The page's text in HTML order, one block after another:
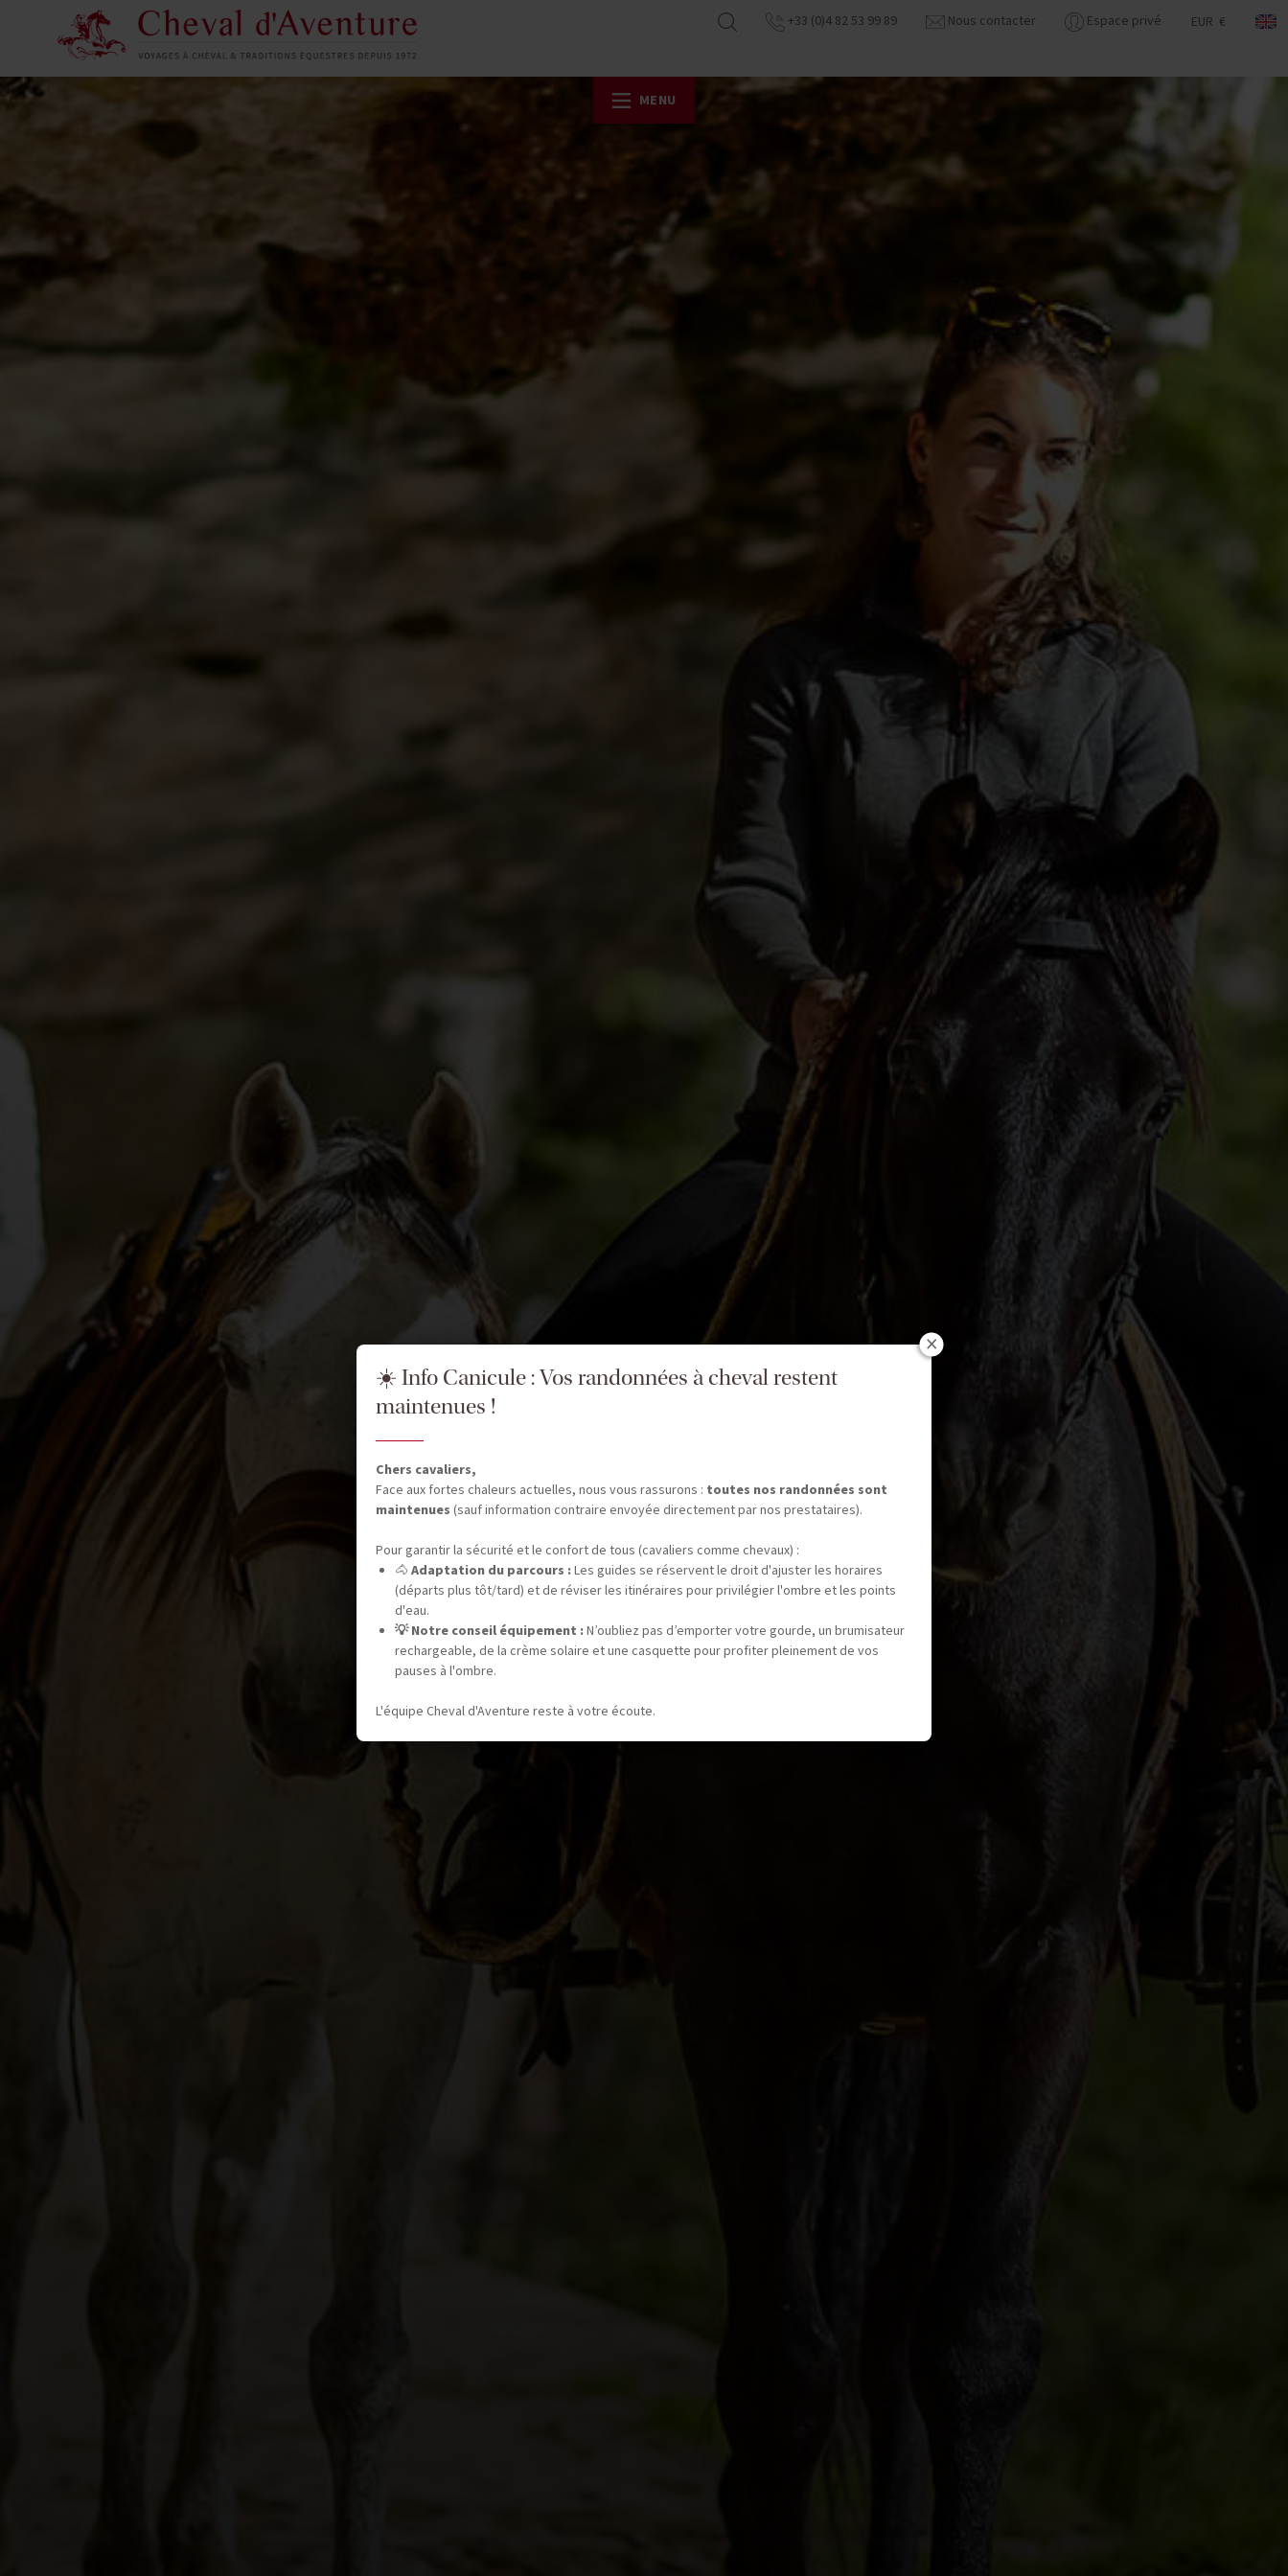
+33 (0)4 82 53 99 89 Nous contacter Espace privé EUR €
MENU
☀️ Info Canicule : Vos randonnées à cheval restent
maintenues !
Chers cavaliers,
Face aux fortes chaleurs actuelles, nous vous rassurons : toutes nos randonnées sont
maintenues (sauf information contraire envoyée directement par nos prestataires).
Pour garantir la sécurité et le confort de tous (cavaliers comme chevaux) :
🐴 Adaptation du parcours :Les guides se réservent le droit d'ajuster les horaires
(départs plus tôt/tard) et de réviser les itinéraires pour privilégier l'ombre et les points
d'eau.
💡 Notre conseil équipement :N’oubliez pas d’emporter votre gourde, un brumisateur
rechargeable, de la crème solaire et une casquette pour profiter pleinement de vos
pauses à l'ombre.
L'équipe Cheval d'Aventure reste à votre écoute.